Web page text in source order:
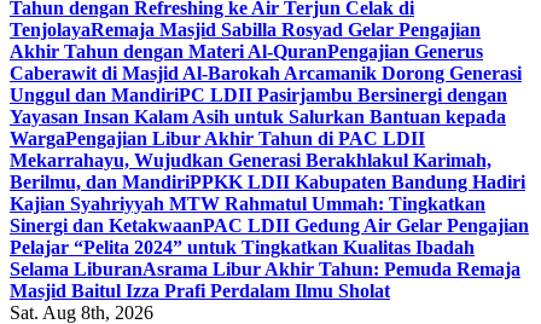
Tahun dengan Refreshing ke Air Terjun Celak di
TenjolayaRemaja Masjid Sabilla Rosyad Gelar Pengajian
Akhir Tahun dengan Materi Al-QuranPengajian Generus
Caberawit di Masjid Al-Barokah Arcamanik Dorong Generasi
Unggul dan MandiriPC LDII Pasirjambu Bersinergi dengan
Yayasan Insan Kalam Asih untuk Salurkan Bantuan kepada
WargaPengajian Libur Akhir Tahun di PAC LDII
Mekarrahayu, Wujudkan Generasi Berakhlakul Karimah,
Berilmu, dan MandiriPPKK LDII Kabupaten Bandung Hadiri
Kajian Syahriyyah MTW Rahmatul Ummah: Tingkatkan
Sinergi dan KetakwaanPAC LDII Gedung Air Gelar Pengajian
Pelajar “Pelita 2024” untuk Tingkatkan Kualitas Ibadah
Selama LiburanAsrama Libur Akhir Tahun: Pemuda Remaja
Masjid Baitul Izza Prafi Perdalam Ilmu Sholat
Sat. Aug 8th, 2026